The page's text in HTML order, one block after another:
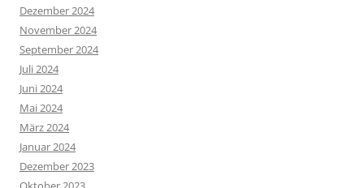
Dezember 2024
November 2024
September 2024
Juli 2024
Juni 2024
Mai 2024
März 2024
Januar 2024
Dezember 2023